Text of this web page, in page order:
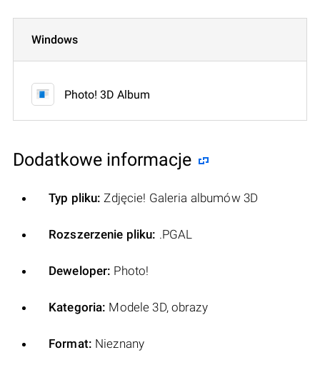
Windows
Photo! 3D Album
Dodatkowe informacje
Typ pliku: Zdjęcie! Galeria albumów 3D
Rozszerzenie pliku: .PGAL
Deweloper: Photo!
Kategoria: Modele 3D, obrazy
Format: Nieznany